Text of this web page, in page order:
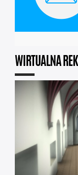
WIRTUALNA